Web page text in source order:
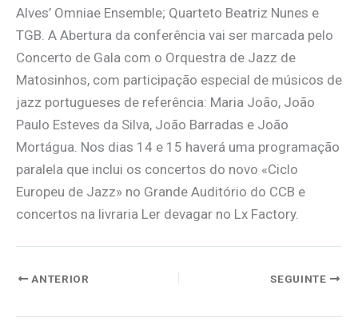
Alves’ Omniae Ensemble; Quarteto Beatriz Nunes e
TGB. A Abertura da conferência vai ser marcada pelo
Concerto de Gala com o Orquestra de Jazz de
Matosinhos, com participação especial de músicos de
jazz portugueses de referência: Maria João, João
Paulo Esteves da Silva, João Barradas e João
Mortágua. Nos dias 14 e 15 haverá uma programação
paralela que inclui os concertos do novo «Ciclo
Europeu de Jazz» no Grande Auditório do CCB e
concertos na livraria Ler devagar no Lx Factory.
ANTERIOR SEGUINTE